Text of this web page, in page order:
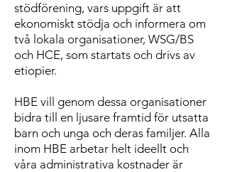
stödförening, vars uppgift är att
ekonomiskt stödja och informera om
två lokala organisationer, WSG/BS
och HCE, som startats och drivs av
etiopier.
HBE vill genom dessa organisationer
bidra till en ljusare framtid för utsatta
barn och unga och deras familjer. Alla
inom HBE arbetar helt ideellt och
våra administrativa kostnader är